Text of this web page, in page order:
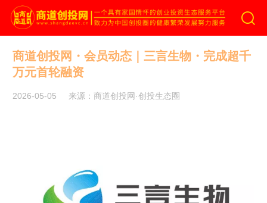
商道创投网
商道创投网・会员动态｜三言生物・完成超千
万元首轮融资
2026-05-05 来源：商道创投网·创投生态圈